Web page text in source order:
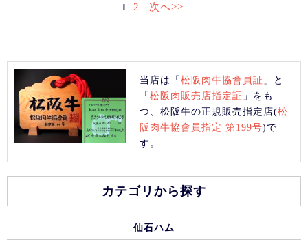
1 2 次へ>>
当店は「松阪肉牛協會員証 」と
「松阪肉販売店指定証 」をも
つ、松阪牛の正規販売指定店(松
阪肉牛協會員指定 第199号)で
す。
カテゴリから探す
仙石ハム